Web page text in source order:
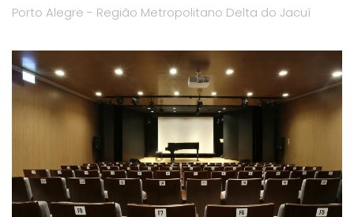
Porto Alegre - Região Metropolitano Delta do Jacuí